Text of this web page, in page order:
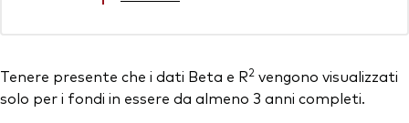
Tenere presente che i dati Beta e R2 vengono visualizzati
solo per i fondi in essere da almeno 3 anni completi.